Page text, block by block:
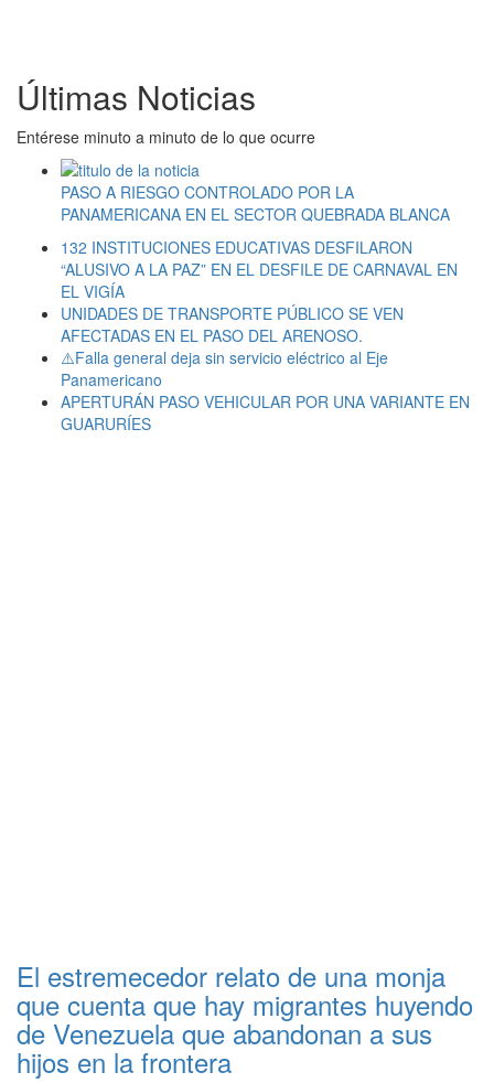
Últimas Noticias
Entérese minuto a minuto de lo que ocurre
PASO A RIESGO CONTROLADO POR LA
PANAMERICANA EN EL SECTOR QUEBRADA BLANCA
132 INSTITUCIONES EDUCATIVAS DESFILARON
“ALUSIVO A LA PAZ” EN EL DESFILE DE CARNAVAL EN
EL VIGÍA
UNIDADES DE TRANSPORTE PÚBLICO SE VEN
AFECTADAS EN EL PASO DEL ARENOSO.
⚠️Falla general deja sin servicio eléctrico al Eje
Panamericano
APERTURÁN PASO VEHICULAR POR UNA VARIANTE EN
GUARURÍES
El estremecedor relato de una monja
que cuenta que hay migrantes huyendo
de Venezuela que abandonan a sus
hijos en la frontera